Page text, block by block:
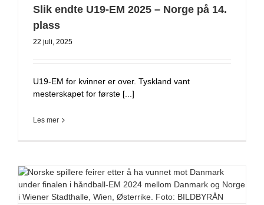
Slik endte U19-EM 2025 – Norge på 14.
plass
22 juli, 2025
U19-EM for kvinner er over. Tyskland vant
mesterskapet for første [...]
Les mer